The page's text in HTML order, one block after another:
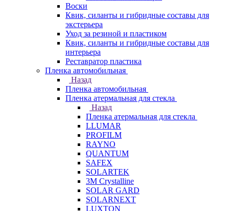
Воски
Квик, силанты и гибридные составы для
экстерьера
Уход за резиной и пластиком
Квик, силанты и гибридные составы для
интерьера
Реставратор пластика
Пленка автомобильная
Назад
Пленка автомобильная
Пленка атермальная для стекла
Назад
Пленка атермальная для стекла
LLUMAR
PROFILM
RAYNO
QUANTUM
SAFEX
SOLARTEK
3M Crystalline
SOLAR GARD
SOLARNEXT
LUXTON